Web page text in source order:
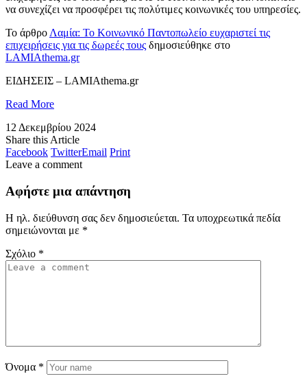
να συνεχίζει να προσφέρει τις πολύτιμες κοινωνικές του υπηρεσίες.
Το άρθροΛαμία: Το Κοινωνικό Παντοπωλείο ευχαριστεί τις
επιχειρήσεις για τις δωρεές τους δημοσιεύθηκε στο
LAMIAthema.gr
​ΕΙΔΗΣΕΙΣ – LAMIAthema.gr
Read More
12 Δεκεμβρίου 2024
Share this Article
Facebook TwitterEmail Print
Leave a comment
Αφήστε μια απάντηση
Η ηλ. διεύθυνση σας δεν δημοσιεύεται. Τα υποχρεωτικά πεδία
σημειώνονται με *
Σχόλιο *
Όνομα *